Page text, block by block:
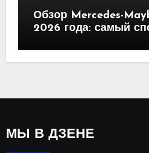
Обзор Mercedes-
2026 года: самый
МЫ В ДЗЕНЕ